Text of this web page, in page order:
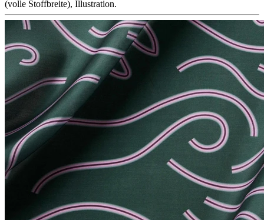
(volle Stoffbreite), Illustration.